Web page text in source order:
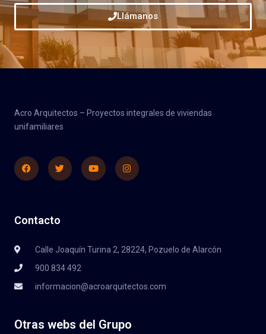
Llámanos
Acro Arquitectos – Proyectos integrales de viviendas
unifamiliares
FacebookTwitter YoutubeInstagram
Contacto
Calle Joaquín Turina 2, 28224, Pozuelo de Alarcón
900 834 492
informacion@acroarquitectos.com
Otras webs del Grupo